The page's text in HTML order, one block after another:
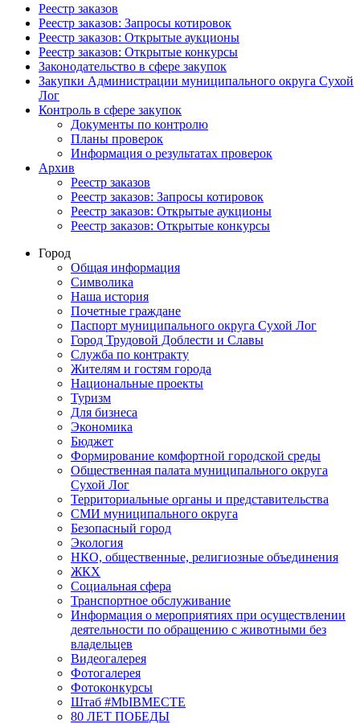
Реестр заказов
Реестр заказов: Запросы котировок
Реестр заказов: Открытые аукционы
Реестр заказов: Открытые конкурсы
Законодательство в сфере закупок
Закупки Администрации муниципального округа Сухой
Лог
Контроль в сфере закупок
Документы по контролю
Планы проверок
Информация о результатах проверок
Архив
Реестр заказов
Реестр заказов: Запросы котировок
Реестр заказов: Открытые аукционы
Реестр заказов: Открытые конкурсы
Город
Общая информация
Символика
Наша история
Почетные граждане
Паспорт муниципального округа Сухой Лог
Город Трудовой Доблести и Славы
Служба по контракту
Жителям и гостям города
Национальные проекты
Туризм
Для бизнеса
Экономика
Бюджет
Формирование комфортной городской среды
Общественная палата муниципального округа
Сухой Лог
Территориальные органы и представительства
СМИ муниципального округа
Безопасный город
Экология
НКО, общественные, религиозные объединения
ЖКХ
Социальная сфера
Транспортное обслуживание
Информация о мероприятиях при осуществлении
деятельности по обращению с животными без
владельцев
Видеогалерея
Фотогалерея
Фотоконкурсы
Штаб #MbIBMECTE
80 ЛЕТ ПОБЕДЫ